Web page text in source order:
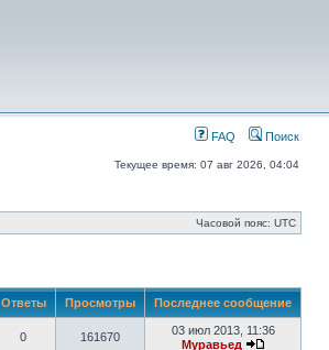
FAQ Поиск
Текущее время: 07 авг 2026, 04:04
Часовой пояс: UTC
Ответы Просмотры Последнее сообщение
0 161670
03 июл 2013, 11:36
Муравьед